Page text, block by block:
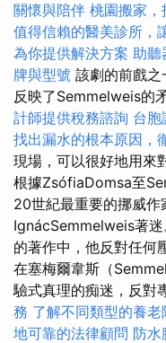
關懷與陪伴 桃園搬家，
值得信賴的醫美診所，
為你提供解決方案 助聽
牌與型號 該劇的前戲之
反映了Semmelweis的
計師提供稅務諮詢 台胞
找出漏水的根本原因，
現場，可以很好地用來
根據ZsófiaDomsa至
20世紀最重要的挪威作
IgnácSemmelweis著迷
的著作中，他反對任何
在塞梅爾韋斯（
驗式真理的痴迷，反對
務 了解不同類型的養
地可靠的法律顧問 防水